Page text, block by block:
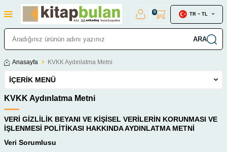
ARA
0 TR − TL
Anasayfa KVKK Aydınlatma Metni
İÇERIK MENÜ
KVKK Aydınlatma Metni
VERİ GİZLİLİK BEYANI VE KİŞİSEL VERİLERİN KORUNMASI VE
İŞLENMESİ POLİTİKASI HAKKINDA AYDINLATMA METNİ
Veri Sorumlusu